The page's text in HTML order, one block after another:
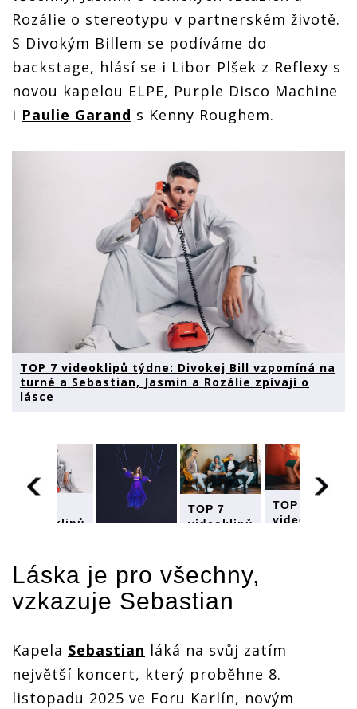
Rozálie o stereotypu v partnerském životě.
S Divokým Billem se podíváme do
backstage, hlásí se i Libor Plšek z Reflexy s
novou kapelou ELPE, Purple Disco Machine
i Paulie Garand s Kenny Roughem.
TOP 7 videoklipů týdne: Divokej Bill vzpomíná na
turné a Sebastian, Jasmin a Rozálie zpívají o
lásce
videoklipů
Bill
vzpomíná
na turné a
Sebastian,
zpívají o
lásce
týdne:
Divokej
Bill
vzpomíná
Jasmin a
Rozálie
zpívají o
lásce
TOP 7
videoklipů
vzpomíná
na turné a
Sebastian,
zpívají o
lásce
TOP 7
videoklipů
zpívají o
Láska je pro všechny,
vzkazuje Sebastian
Kapela Sebastian láká na svůj zatím
největší koncert, který proběhne 8.
listopadu 2025 ve Foru Karlín, novým